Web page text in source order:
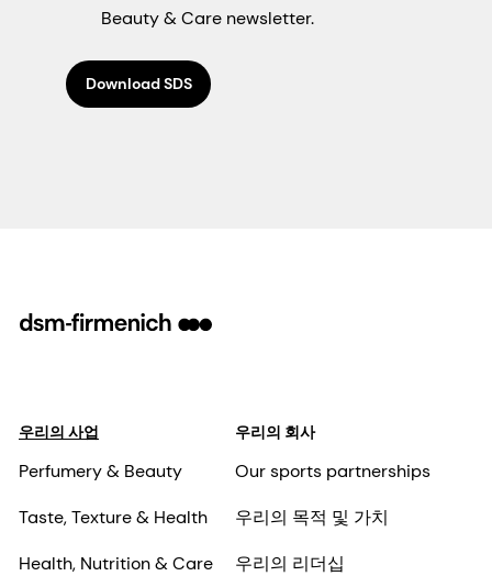
Beauty & Care newsletter.
Download SDS
우리의 사업
Perfumery & Beauty
Taste, Texture & Health
Health, Nutrition & Care
우리의 회사
Our sports partnerships
우리의 목적 및 가치
우리의 리더십